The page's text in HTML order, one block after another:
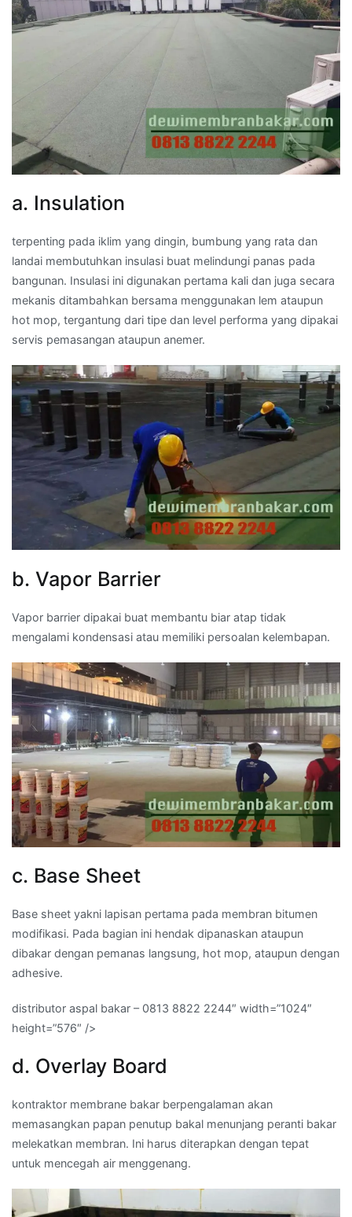
a. Insulation
terpenting pada iklim yang dingin, bumbung yang rata dan
landai membutuhkan insulasi buat melindungi panas pada
bangunan. Insulasi ini digunakan pertama kali dan juga secara
mekanis ditambahkan bersama menggunakan lem ataupun
hot mop, tergantung dari tipe dan level performa yang dipakai
servis pemasangan ataupun anemer.
b. Vapor Barrier
Vapor barrier dipakai buat membantu biar atap tidak
mengalami kondensasi atau memiliki persoalan kelembapan.
c. Base Sheet
Base sheet yakni lapisan pertama pada membran bitumen
modifikasi. Pada bagian ini hendak dipanaskan ataupun
dibakar dengan pemanas langsung, hot mop, ataupun dengan
adhesive.
distributor aspal bakar – 0813 8822 2244″ width=”1024″
height=”576″ />
d. Overlay Board
kontraktor membrane bakar berpengalaman akan
memasangkan papan penutup bakal menunjang peranti bakar
melekatkan membran. Ini harus diterapkan dengan tepat
untuk mencegah air menggenang.